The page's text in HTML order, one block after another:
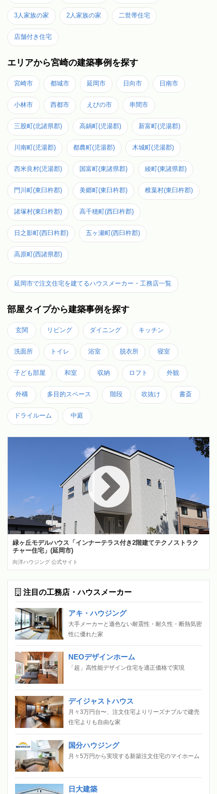
3人家族の家 2人家族の家 二世帯住宅
店舗付き住宅
エリアから宮崎の建築事例を探す
宮崎市 都城市 延岡市 日向市 日南市
小林市 西都市 えびの市 串間市
三股町(北諸県郡) 高鍋町(児湯郡) 新富町(児湯郡)
川南町(児湯郡) 都農町(児湯郡) 木城町(児湯郡)
西米良村(児湯郡) 国富町(東諸県郡) 綾町(東諸県郡)
門川町(東臼杵郡) 美郷町(東臼杵郡) 椎葉村(東臼杵郡)
諸塚村(東臼杵郡) 高千穂町(西臼杵郡)
日之影町(西臼杵郡) 五ヶ瀬町(西臼杵郡)
高原町(西諸県郡)
延岡市で注文住宅を建てるハウスメーカー・工務店一覧
部屋タイプから建築事例を探す
玄関 リビング ダイニング キッチン
洗面所 トイレ 浴室 脱衣所 寝室
子ども部屋 和室 収納 ロフト 外観
外構 多目的スペース 階段 吹抜け 書斎
ドライルーム 中庭
緑ヶ丘モデルハウス「インナーテラス付き2階建てテクノストラク
チャー住宅」(延岡市)
向洋ハウジング 公式サイト
注目の工務店・ハウスメーカー
アキ・ハウジング
大手メーカーと遜色ない耐震性・耐久性・断熱気密
性に優れた家
NEOデザインホーム
「超」高性能デザイン住宅を適正価格で実現
デイジャストハウス
月々3万円台〜、注文住宅よりリーズナブルで建売
住宅よりも自由な家
国分ハウジング
月々5万円から実現する新築注文住宅のマイホーム
日大建築